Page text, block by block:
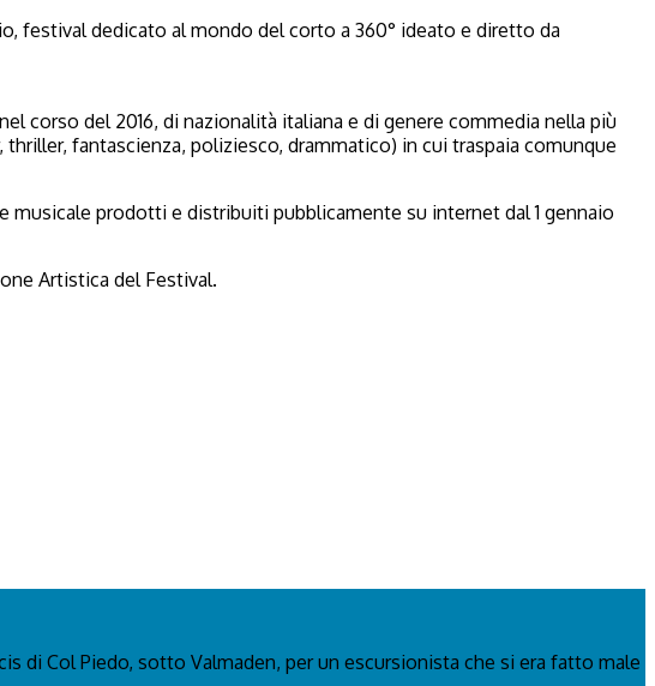
festival dedicato al mondo del corto a 360° ideato e diretto da
corso del 2016, di nazionalità italiana e di genere commedia nella più
fantascienza, poliziesco, drammatico) in cui traspaia comunque
prodotti e distribuiti pubblicamente su internet dal 1 gennaio
Artistica del Festival.
di Col Piedo, sotto Valmaden, per un escursionista che si era fatto male